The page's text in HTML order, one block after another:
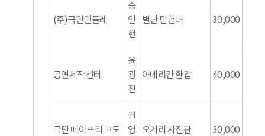
(주)극단민들레
송
인
현
별난 탐험대 30,000
공연제작센터
윤
광
진
아메리칸 환갑 40,000
극단 떼아뜨리 고도
권
영
오거리 사진관 30,000